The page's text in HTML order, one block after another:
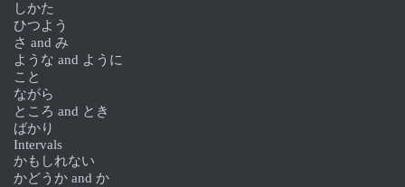
しかた
ひつよう
さ and み
ような and ように
こと
ながら
ところ and とき
ばかり
Intervals
かもしれない
かどうか and か